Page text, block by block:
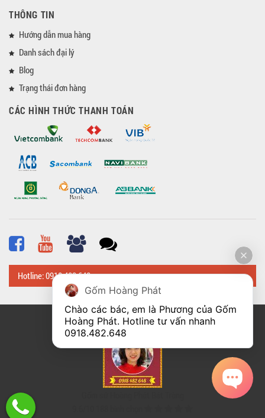
THÔNG TIN
Hướng dẫn mua hàng
Danh sách đại lý
Blog
Trạng thái đơn hàng
CÁC HÌNH THỨC THANH TOÁN
Hotline: 0918 482 648
© Bản quyền thuộc vềHoangphatbattrang.vn
Gốm Hoàng Phát
Chào các bác, em là Phương của Gốm
0918.482.648